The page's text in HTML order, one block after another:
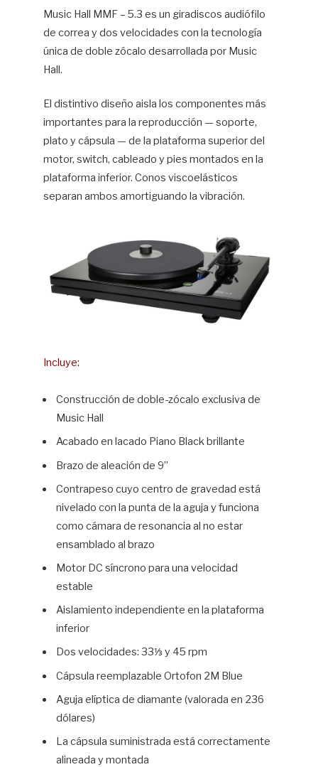
Music Hall MMF – 5.3 es un giradiscos audiófilo
de correa y dos velocidades con la tecnología
única de doble zócalo desarrollada por Music
Hall.
El distintivo diseño aisla los componentes más
importantes para la reproducción — soporte,
plato y cápsula — de la plataforma superior del
motor, switch, cableado y pies montados en la
plataforma inferior. Conos viscoelásticos
separan ambos amortiguando la vibración.
Incluye:
Construcción de doble-zócalo exclusiva de
Music Hall
Acabado en lacado Piano Black brillante
Brazo de aleación de 9”
Contrapeso cuyo centro de gravedad está
nivelado con la punta de la aguja y funciona
como cámara de resonancia al no estar
ensamblado al brazo
Motor DC síncrono para una velocidad
estable
Aislamiento independiente en la plataforma
inferior
Dos velocidades: 33⅓ y 45 rpm
Cápsula reemplazable Ortofon 2M Blue
Aguja elíptica de diamante (valorada en 236
dólares)
La cápsula suministrada está correctamente
alineada y montada